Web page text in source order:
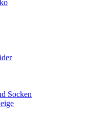
Socken